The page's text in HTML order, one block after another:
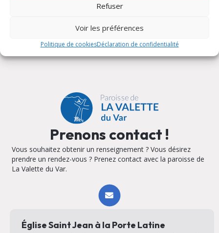
Refuser
Voir les préférences
Politique de cookiesDéclaration de confidentialité
Prenons contact !
Vous souhaitez obtenir un renseignement ? Vous désirez
prendre un rendez-vous ? Prenez contact avec la paroisse de
La Valette du Var.
Église Saint Jean à la Porte Latine